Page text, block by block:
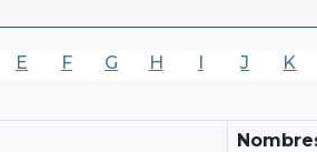
E F G H I J K